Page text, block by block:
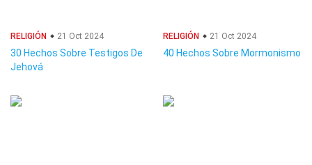
RELIGIÓN 21 Oct 2024
30 Hechos Sobre Testigos De
Jehová
RELIGIÓN 21 Oct 2024
40 Hechos Sobre Mormonismo